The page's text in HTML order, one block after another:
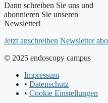
Dann schreiben Sie uns und
abonnieren Sie unseren
Newsletter!
Jetzt anschreiben Newsletter
© 2025 endoscopy campus
Impressum
• Datenschutz
• Cookie Einstellungen